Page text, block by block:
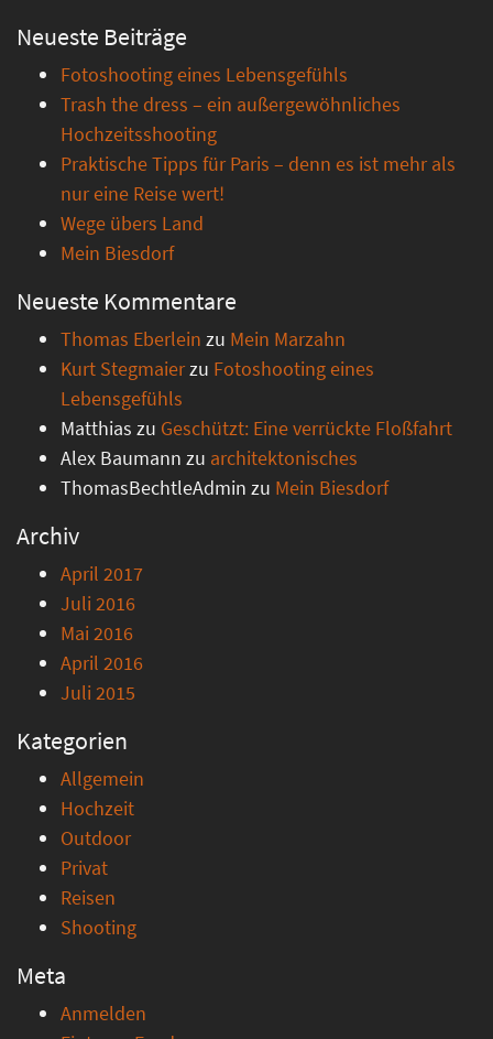
Neueste Beiträge
Fotoshooting eines Lebensgefühls
Trash the dress – ein außergewöhnliches
Hochzeitsshooting
Praktische Tipps für Paris – denn es ist mehr als
nur eine Reise wert!
Wege übers Land
Mein Biesdorf
Neueste Kommentare
Thomas Eberlein zu Mein Marzahn
Kurt Stegmaierzu Fotoshooting eines
Lebensgefühls
Matthias zu Geschützt: Eine verrückte Floßfahrt
Alex Baumann zu architektonisches
ThomasBechtleAdmin zu Mein Biesdorf
Archiv
April 2017
Juli 2016
Mai 2016
April 2016
Juli 2015
Kategorien
Allgemein
Hochzeit
Outdoor
Privat
Reisen
Shooting
Meta
Anmelden